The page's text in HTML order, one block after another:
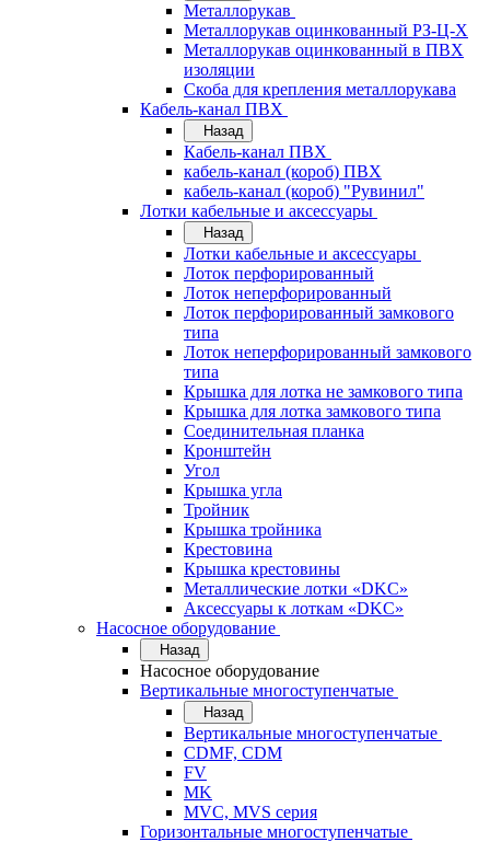
Металлорукав
Металлорукав оцинкованный РЗ-Ц-Х
Металлорукав оцинкованный в ПВХ
изоляции
Скоба для крепления металлорукава
Кабель-канал ПВХ
Назад
Кабель-канал ПВХ
кабель-канал (короб) ПВХ
кабель-канал (короб) "Рувинил"
Лотки кабельные и аксессуары
Назад
Лотки кабельные и аксессуары
Лоток перфорированный
Лоток неперфорированный
Лоток перфорированный замкового
типа
Лоток неперфорированный замкового
типа
Крышка для лотка не замкового типа
Крышка для лотка замкового типа
Соединительная планка
Кронштейн
Угол
Крышка угла
Тройник
Крышка тройника
Крестовина
Крышка крестовины
Металлические лотки «DKC»
Аксессуары к лоткам «DKC»
Насосное оборудование
Назад
Насосное оборудование
Вертикальные многоступенчатые
Назад
Вертикальные многоступенчатые
CDMF, CDM
FV
MK
MVC, MVS серия
Горизонтальные многоступенчатые